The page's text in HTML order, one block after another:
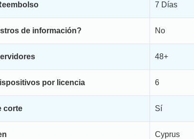
7 Días
de información? No
48+
por licencia 6
corte Sí
Cyprus